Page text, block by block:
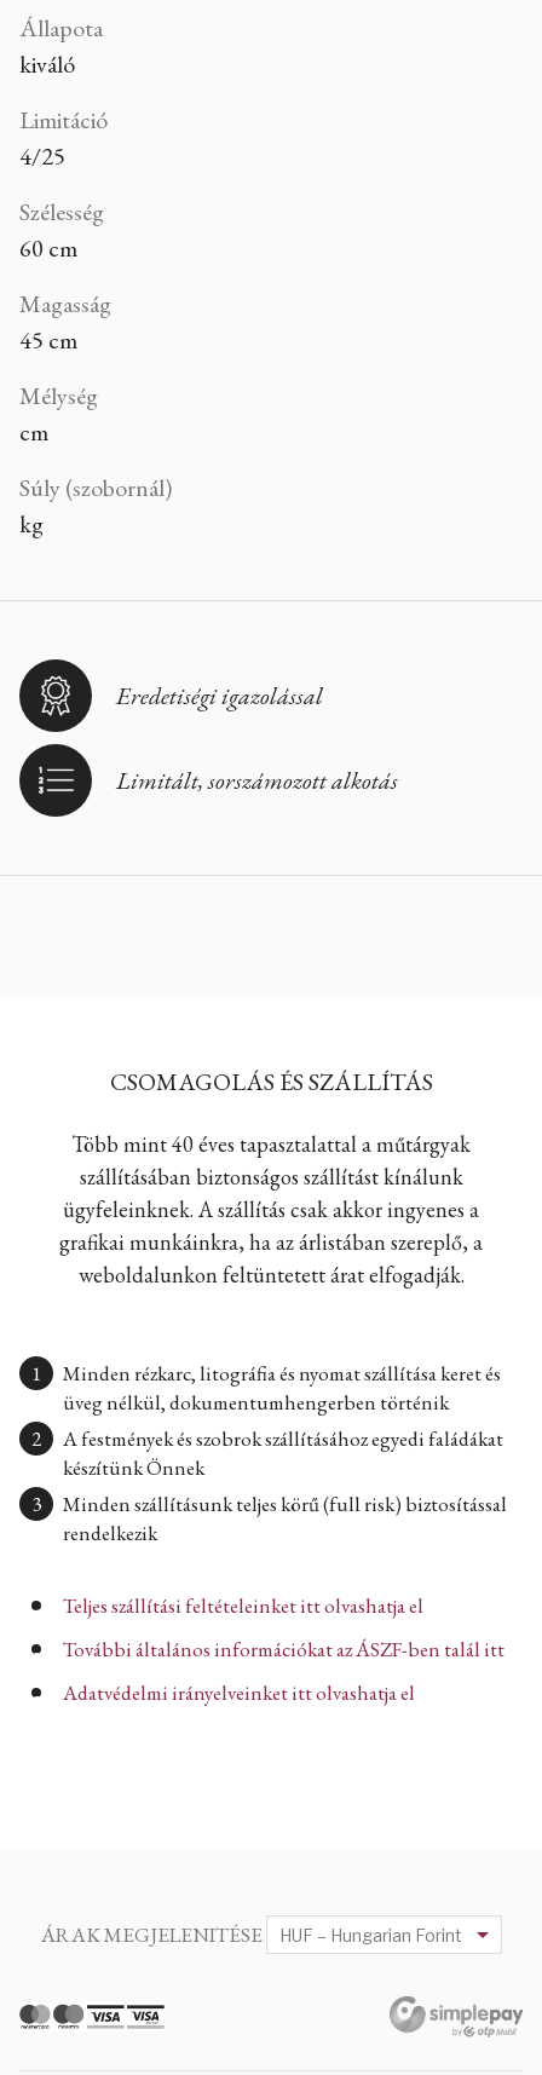
Állapota
kiváló
Limitáció
4/25
Szélesség
60 cm
Magasság
45 cm
Mélység
cm
Súly (szobornál)
kg
Eredetiségi igazolással
Limitált, sorszámozott alkotás
CSOMAGOLÁS ÉS SZÁLLÍTÁS
Több mint 40 éves tapasztalattal a műtárgyak
szállításában biztonságos szállítást kínálunk
ügyfeleinknek. A szállítás csak akkor ingyenes a
grafikai munkáinkra, ha az árlistában szereplő, a
weboldalunkon feltüntetett árat elfogadják.
Minden rézkarc, litográfia és nyomat szállítása keret és
üveg nélkül, dokumentumhengerben történik
A festmények és szobrok szállításához egyedi faládákat
készítünk Önnek
Minden szállításunk teljes körű (full risk) biztosítással
rendelkezik
Teljes szállítási feltételeinket itt olvashatja el
További általános információkat az ÁSZF-ben talál itt
Adatvédelmi irányelveinket itt olvashatja el
ÁRAK MEGJELENITÉSE